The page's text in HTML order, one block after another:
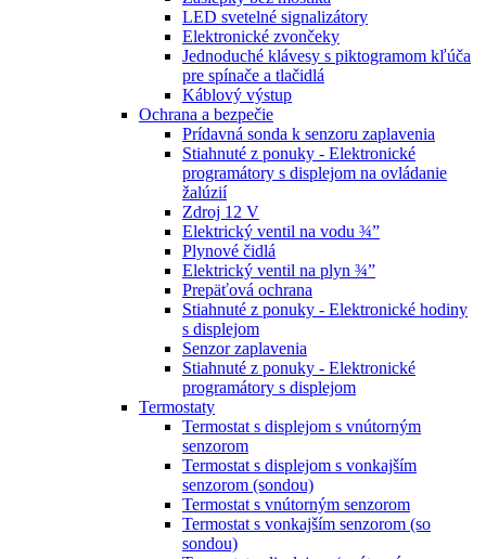
LED svetelné signalizátory
Elektronické zvončeky
Jednoduché klávesy s piktogramom kľúča
pre spínače a tlačidlá
Káblový výstup
Ochrana a bezpečie
Prídavná sonda k senzoru zaplavenia
Stiahnuté z ponuky - Elektronické
programátory s displejom na ovládanie
žalúzií
Zdroj 12 V
Elektrický ventil na vodu ¾”
Plynové čidlá
Elektrický ventil na plyn ¾”
Prepäťová ochrana
Stiahnuté z ponuky - Elektronické hodiny
s displejom
Senzor zaplavenia
Stiahnuté z ponuky - Elektronické
programátory s displejom
Termostaty
Termostat s displejom s vnútorným
senzorom
Termostat s displejom s vonkajším
senzorom (sondou)
Termostat s vnútorným senzorom
Termostat s vonkajším senzorom (so
sondou)